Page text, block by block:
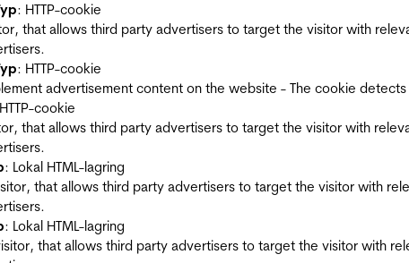
: HTTP-cookie
that allows third party advertisers to target the visitor with
: HTTP-cookie
advertisement content on the website - The cookie
cookie
that allows third party advertisers to target the visitor with
: Lokal HTML-lagring
that allows third party advertisers to target the visitor with
: Lokal HTML-lagring
that allows third party advertisers to target the visitor with